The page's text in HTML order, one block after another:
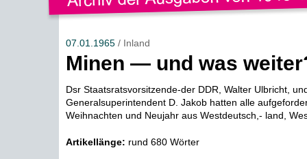
07.01.1965/ Inland
Minen — und was
Dsr Staatsratsvorsitzende-der DDR, Walter Ulbricht,
Generalsuperintendent D. Jakob hatten alle
Weihnachten und Neujahr aus Westdeutsch,- land,
Artikellänge: rund 680 Wörter